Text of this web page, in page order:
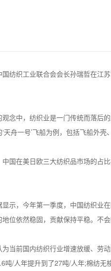
国纺织工业联合会会长孙瑞哲在江
念中，纺织业是一门传统而落后
天舟一号’飞船为例，包括飞船外
中国在美日欧三大纺织品市场的占
显示，今年第一季度，中国纺织业
地位依然稳固，贡献保持平稳。不
为当前国内纺织行业增速放缓、劳
吨/人年提升到了27吨/人年;棉纺无